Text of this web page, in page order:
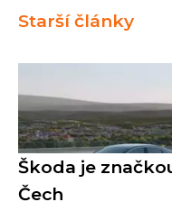
Starší články
Škoda je
Čech